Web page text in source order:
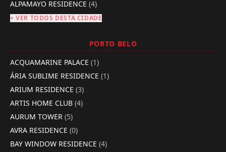
ALPAMAYO RESIDENCE (4)
+ VER TODOS DESTA CIDADE
PORTO BELO
ACQUAMARINE PALACE (1)
ÁRIA SUBLIME RESIDENCE (1)
ARIUM RESIDENCE (3)
ARTIS HOME CLUB (4)
AURUM TOWER (5)
AVRA RESIDENCE (0)
BAY WINDOW RESIDENCE (4)